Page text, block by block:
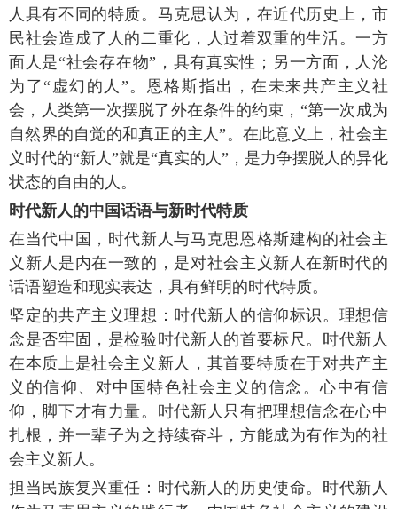
人具有不同的特质。马克思认为，在近代历史上，市
民社会造成了人的二重化，人过着双重的生活。一方
面人是“社会存在物”，具有真实性；另一方面，人沦
为了“虚幻的人”。恩格斯指出，在未来共产主义社
会，人类第一次摆脱了外在条件的约束，“第一次成为
自然界的自觉的和真正的主人”。在此意义上，社会主
义时代的“新人”就是“真实的人”，是力争摆脱人的异化
状态的自由的人。
时代新人的中国话语与新时代特质
在当代中国，时代新人与马克思恩格斯建构的社会主
义新人是内在一致的，是对社会主义新人在新时代的
话语塑造和现实表达，具有鲜明的时代特质。
坚定的共产主义理想：时代新人的信仰标识。理想信
念是否牢固，是检验时代新人的首要标尺。时代新人
在本质上是社会主义新人，其首要特质在于对共产主
义的信仰、对中国特色社会主义的信念。心中有信
仰，脚下才有力量。时代新人只有把理想信念在心中
扎根，并一辈子为之持续奋斗，方能成为有作为的社
会主义新人。
担当民族复兴重任：时代新人的历史使命。时代新人